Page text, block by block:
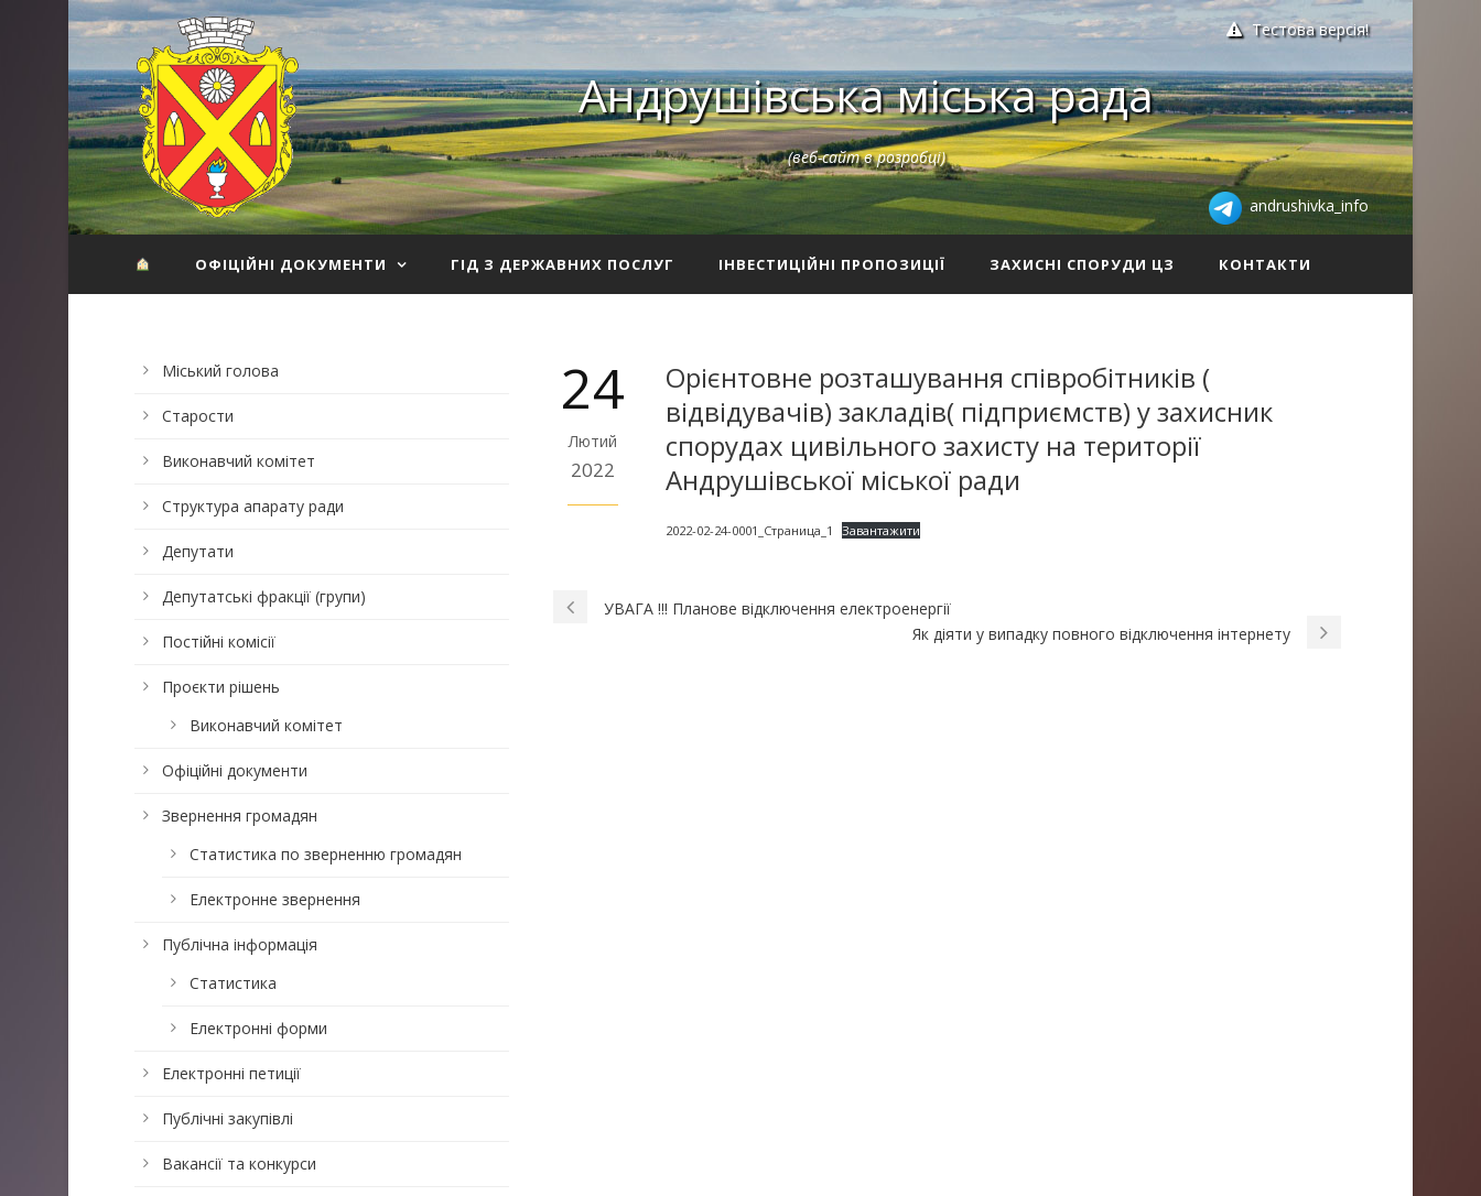
Тестова версія!
Андрушівська міська рада
(веб-сайт в розробці)
andrushivka_info
ОФІЦІЙНІ ДОКУМЕНТИ ГІД З ДЕРЖАВНИХ ПОСЛУГ ІНВЕСТИЦІЙНІ ПРОПОЗИЦІЇ ЗАХИСНІ СПОРУДИ ЦЗ КОНТАКТИ
24
Лютий
2022
Орієнтовне розташування співробітників (
відвідувачів) закладів( підприємств) у захисник
спорудах цивільного захисту на території
Андрушівської міської ради
2022-02-24-0001_Страница_1 Завантажити
УВАГА !!! Планове відключення електроенергії
Як діяти у випадку повного відключення інтернету
Міський голова
Старости
Виконавчий комітет
Структура апарату ради
Депутати
Депутатські фракції (групи)
Постійні комісії
Проєкти рішень
Виконавчий комітет
Офіційні документи
Звернення громадян
Статистика по зверненню громадян
Електронне звернення
Публічна інформація
Статистика
Електронні форми
Електронні петиції
Публічні закупівлі
Вакансії та конкурси